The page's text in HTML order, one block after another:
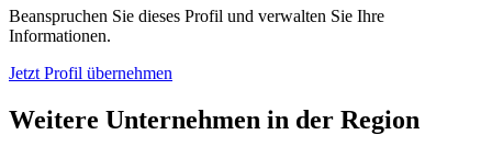
Beanspruchen Sie dieses Profil und verwalten Sie Ihre
Informationen.
Jetzt Profil übernehmen
Weitere Unternehmen in der Region